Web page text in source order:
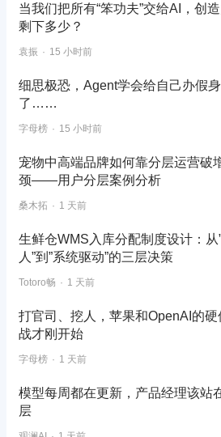
当我们把所有“笨功夫”交给AI，创
剩下多少？
袁振 15 小时前
细思极恐，Agent学会给自己办假
了……
字母榜 15 小时前
宠物中高端品牌如何靠分层运营破
颈——用户分层案例分析
桑木拓 1 天前
生鲜仓WMS入库分配制度设计：从
人”到”系统驱动”的三层决策
Totoro畅 1 天前
打官司、挖人，苹果和OpenAI的硬
战才刚开始
字母榜 1 天前
模型每周都在更新，产品经理该站
层